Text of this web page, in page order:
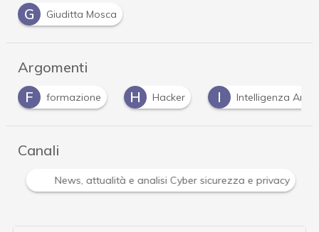
G
Giuditta Mosca
Argomenti
H
Hacker Intelligenza Artificiale P
Canali
Attacchi hacker e Malware: le ultime news in tempo